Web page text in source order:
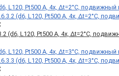
(d6, L120, Pt500 A, 4х, Δt=2°C,